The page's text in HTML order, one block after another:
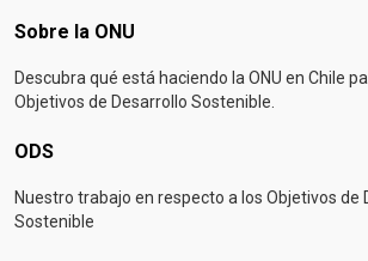
Footer menu
Sobre la ONU
Descubra qué está haciendo la ONU en Chile
Objetivos de Desarrollo Sostenible.
ODS
Nuestro trabajo en respecto a los Objetivos de
Sostenible